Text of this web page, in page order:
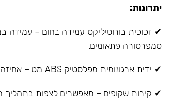
יתרונות:
✔ זכוכית בורוסיליקט עמידה בחום – עמידה
טמפרטורה פתאומים.
✔ ידית ארגונומית מפלסטיק ABS מט – אחיזה נוחה ובטוחה.
✔ קירות שקופים – מאפשרים לצפות בתהליך